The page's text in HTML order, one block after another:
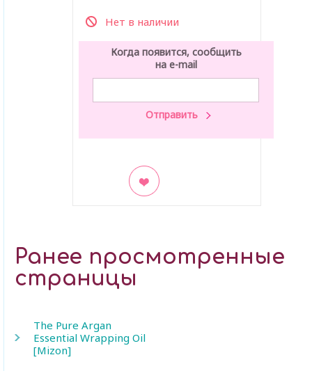
Нет в наличии
Когда появится, сообщить
на e-mail
Ранее просмотренные
страницы
The Pure Argan
Essential Wrapping Oil
[Mizon]